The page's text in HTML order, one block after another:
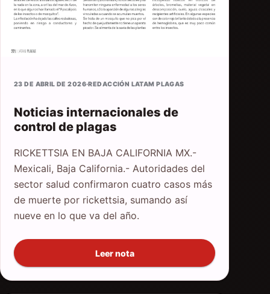
23 DE ABRIL DE 2026·REDACCIÓN LATAM PLAGAS
Noticias internacionales de
control de plagas
RICKETTSIA EN BAJA CALIFORNIA MX.-
Mexicali, Baja California.- Autoridades del
sector salud confirmaron cuatro casos más
de muerte por rickettsia, sumando así
nueve en lo que va del año.
Leer nota